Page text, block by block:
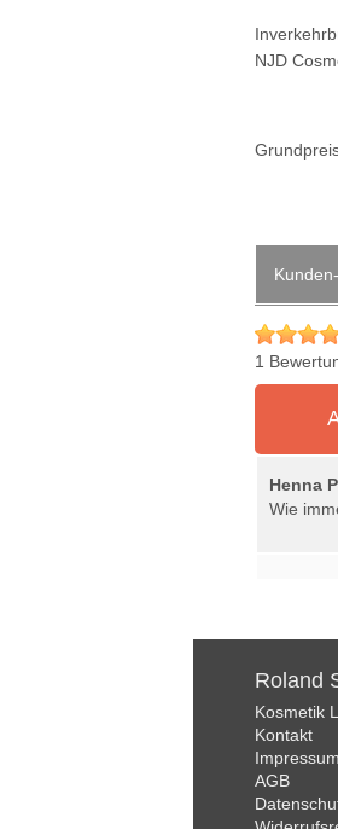
NJD
1
Henna
Wie
Roland
Kosmetik
Kontakt
Impressum
AGB